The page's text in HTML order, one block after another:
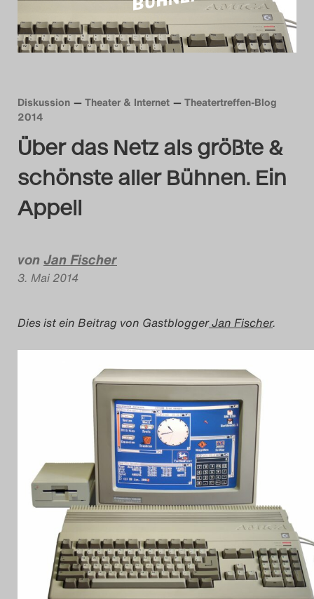
Das Theatertreffen-Blog
Das Theatertreffen-Blog
Alumni
Das Theatertreffen-Blog
Das Theatertreffen-
Das Theatertreffen-Blog
Das Theatertreffen-
2022
Das Theatertreffen-
2023
Das Theatertreffen-
2024
Das Theatertreffen-
2025
Das Theatertreffen-
Archiv
Diskussion Theater & Internet
Theatertreffen-Blog
2014
Über das Netz als größte &
schönste aller Bühnen. Ein
Appell
vonJan Fischer
3. Mai 2014
Dies ist ein Beitrag von GastbloggerJan Fischer.